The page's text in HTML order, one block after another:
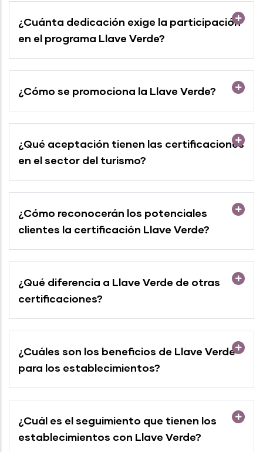
¿Cuánta dedicación exige la participación
en el programa Llave Verde?
¿Cómo se promociona la Llave Verde?
¿Qué aceptación tienen las certificaciones
en el sector del turismo?
¿Cómo reconocerán los potenciales
clientes la certificación Llave Verde?
¿Qué diferencia a Llave Verde de otras
certificaciones?
¿Cuáles son los beneficios de Llave Verde
para los establecimientos?
¿Cuál es el seguimiento que tienen los
establecimientos con Llave Verde?